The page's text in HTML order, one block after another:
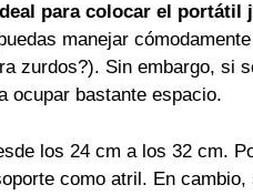
para colocar el portátil
manejar
zurdos?). Sin embargo, si
ocupar bastante espacio.
los 24 cm a los 32 cm.
como atril. En